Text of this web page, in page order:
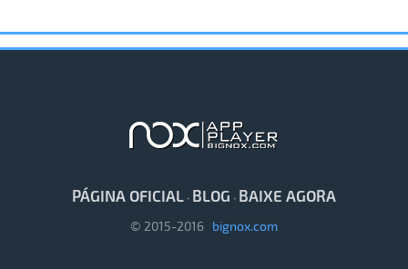
PÁGINA OFICIAL · BLOG · BAIXE AGORA
© 2015-2016 bignox.com